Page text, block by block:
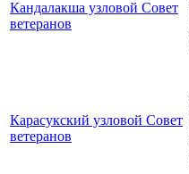
Кандалакша узловой Совет
ветеранов
Карасукский узловой Совет
ветеранов